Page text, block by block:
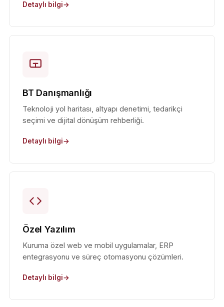
Detaylı bilgi
BT Danışmanlığı
Teknoloji yol haritası, altyapı denetimi, tedarikçi
seçimi ve dijital dönüşüm rehberliği.
Detaylı bilgi
Özel Yazılım
Kuruma özel web ve mobil uygulamalar, ERP
entegrasyonu ve süreç otomasyonu çözümleri.
Detaylı bilgi